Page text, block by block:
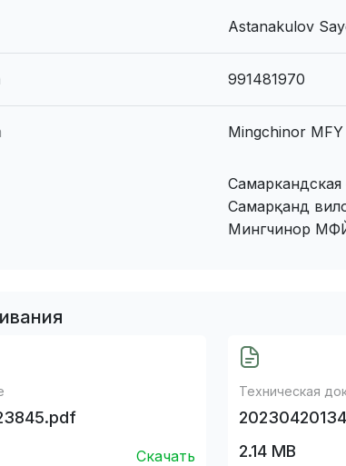
Astanakulov
991481970
Mingchinor MFY
Самаркандская
Самарқанд
Мингчинор
Скачать
Техническая
2.14 MB